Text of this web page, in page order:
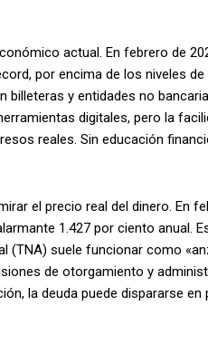
actual. En febrero de
por encima de los niveles
billeteras y entidades no
digitales, pero la
reales. Sin educación
el precio real del dinero. En
1.427 por ciento anual.
(TNA) suele funcionar como
de otorgamiento y
la deuda puede dispararse